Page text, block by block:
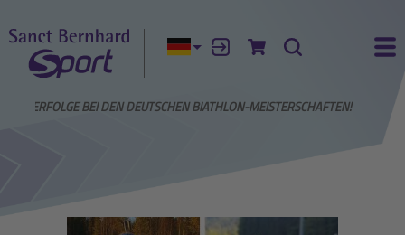
Aktuelle Sprache:
AnmeldenZum Warenkorb
Suche
ERFOLGE BEI DEN DEUTSCHEN BIATHLON-MEISTERSCHAFTEN!